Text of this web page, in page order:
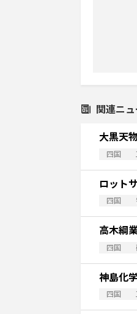
関連ニ
大黒天
四国
ロット
四国
高木綱
四国
神島化
四国